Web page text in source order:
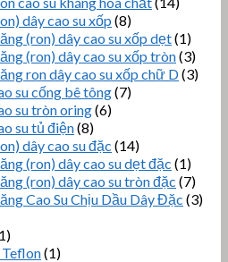
dây cao su xốp (8)
(ron) dây cao su xốp dẹt(1)
(ron) dây cao su xốp tròn(3)
ron dây cao su xốp chữ D(3)
su cống bê tông(7)
su tròn oring(6)
su tủ điện(8)
dây cao su đặc (14)
(ron) dây cao su dẹt đặc (1)
(ron) dây cao su tròn đặc (7)
Cao Su Chịu Dầu Dây Đặc (3)
(1)